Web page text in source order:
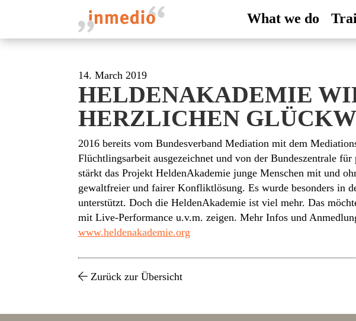
What we do
14. March 2019
HELDENAKADEMIE
HERZLICHEN
2016 bereits vom Bundesverband Mediation mit dem
Flüchtlingsarbeit ausgezeichnet und von der Bundeszentrale
stärkt das Projekt HeldenAkademie junge Menschen mit und
gewaltfreier und fairer Konfliktlösung. Es wurde besonders in
unterstützt. Doch die HeldenAkademie ist viel mehr. Das
mit Live-Performance u.v.m. zeigen. Mehr Infos und
www.heldenakademie.org
Zurück zur Übersicht